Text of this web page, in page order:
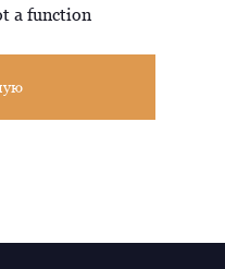
a function